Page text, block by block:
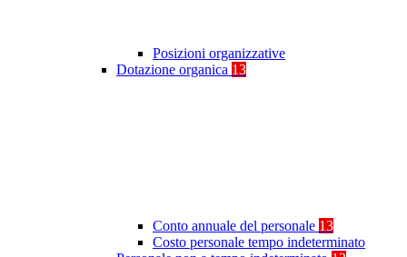
Posizioni organizzative
Dotazione organica 13
Conto annuale del personale 13
Costo personale tempo indeterminato